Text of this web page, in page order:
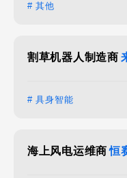
# 其他
割草机器人制造商
# 具身智能
海上风电运维商 恒